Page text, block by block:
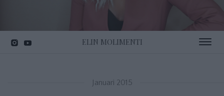
ELIN MOLIMENTI Toggle
Januari 2015